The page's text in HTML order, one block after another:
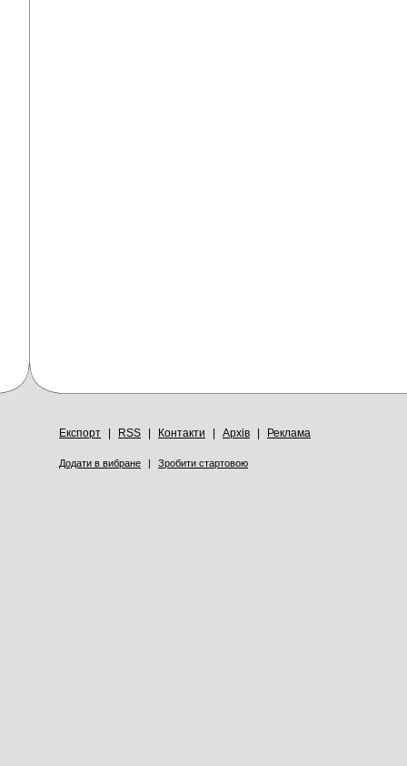
Експорт RSS Контакти Архів Реклама
Додати в вибране | Зробити стартовою